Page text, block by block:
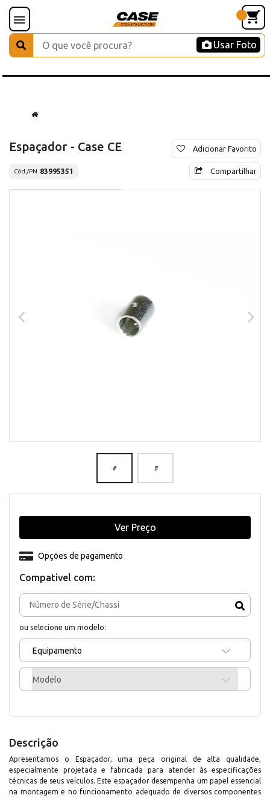
Usar Foto
Espaçador - Case CE
Cód./PN 83995351
Adicionar Favorito
Compartilhar
Compativel com:
ou selecione um modelo:
Equipamento
Modelo
Opções de pagamento
Ver Preço
Descrição
Apresentamos o Espaçador, uma peça original de alta qualidade,
especialmente projetada e fabricada para atender às especificações
técnicas de seus veículos. Este espaçador desempenha um papel essencial
na montagem e no funcionamento adequado de diversos componentes